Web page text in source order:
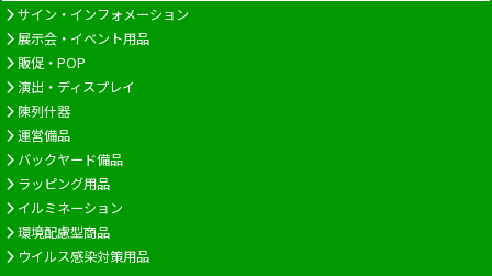
サイン・インフォメーション
展示会・イベント用品
販促・POP
演出・ディスプレイ
陳列什器
運営備品
バックヤード備品
ラッピング用品
イルミネーション
環境配慮型商品
ウイルス感染対策用品